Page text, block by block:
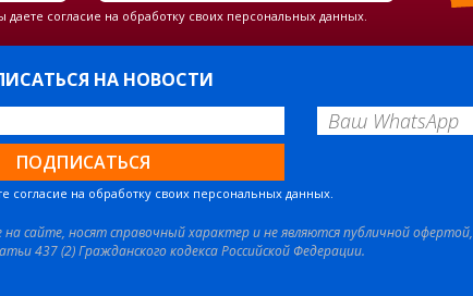
даете согласие на обработку своих персональных данных.
НА НОВОСТИ
согласие на обработку своих персональных данных.
сайте, носят справочный характер и не являются публичной офертой,
437 (2) Гражданского кодекса Российской Федерации.